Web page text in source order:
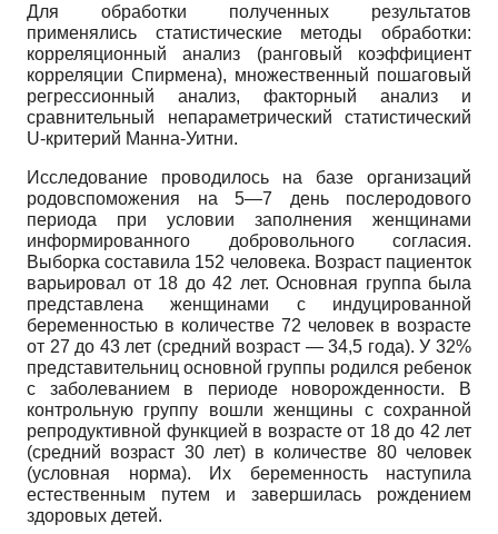
Для обработки полученных результатов
применялись статистические методы обработки:
корреляционный анализ (ранговый коэффициент
корреляции Спирмена), множественный пошаговый
регрессионный анализ, факторный анализ и
сравнительный непараметрический статистический
U-критерий Манна-Уитни.
Исследование проводилось на базе организаций
родовспоможения на 5—7 день послеродового
периода при условии заполнения женщинами
информированного добровольного согласия.
Выборка составила 152 человека. Возраст пациенток
варьировал от 18 до 42 лет. Основная группа была
представлена женщинами с индуцированной
беременностью в количестве 72 человек в возрасте
от 27 до 43 лет (средний возраст — 34,5 года). У 32%
представительниц основной группы родился ребенок
с заболеванием в периоде новорожденности. В
контрольную группу вошли женщины с сохранной
репродуктивной функцией в возрасте от 18 до 42 лет
(средний возраст 30 лет) в количестве 80 человек
(условная норма). Их беременность наступила
естественным путем и завершилась рождением
здоровых детей.